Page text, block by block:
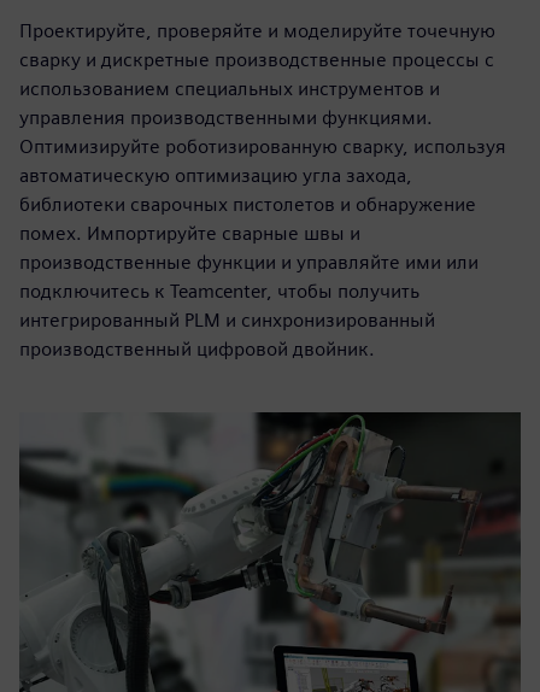
Проектируйте, проверяйте и моделируйте точечную
сварку и дискретные производственные процессы с
использованием специальных инструментов и
управления производственными функциями.
Оптимизируйте роботизированную сварку, используя
автоматическую оптимизацию угла захода,
библиотеки сварочных пистолетов и обнаружение
помех. Импортируйте сварные швы и
производственные функции и управляйте ими или
подключитесь к Teamcenter, чтобы получить
интегрированный PLM и синхронизированный
производственный цифровой двойник.